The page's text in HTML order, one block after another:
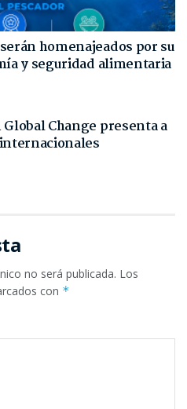
homenajeados por su
y seguridad alimentaria
Change presenta a
no será publicada. Los
con *